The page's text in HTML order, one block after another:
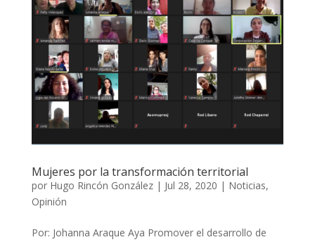
Mujeres por la transformación territorial
por Hugo Rincón González| Jul 28, 2020 | Noticias,
Opinión
Por: Johanna Araque Aya Promover el desarrollo de